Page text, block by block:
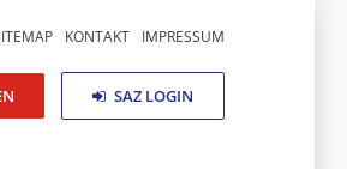
SAZ LOGIN
KONTAKT IMPRESSUM